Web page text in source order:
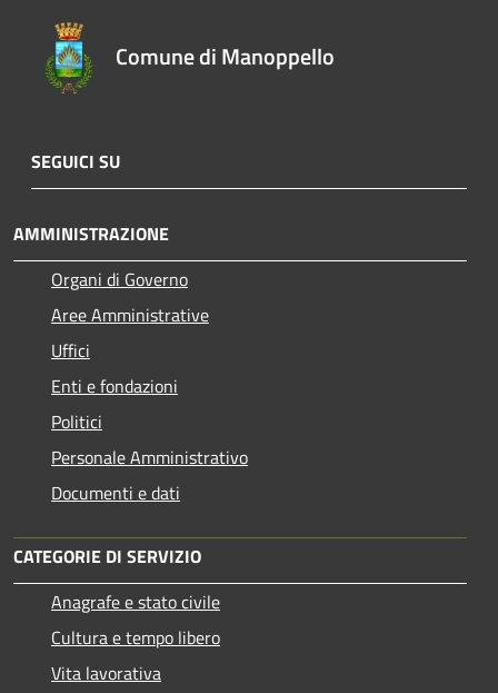
Comune di Manoppello
SEGUICI SU
AMMINISTRAZIONE
Organi di Governo
Aree Amministrative
Uffici
Enti e fondazioni
Politici
Personale Amministrativo
Documenti e dati
CATEGORIE DI SERVIZIO
Anagrafe e stato civile
Cultura e tempo libero
Vita lavorativa